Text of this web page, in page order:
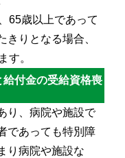
65歳以上であって
きりとなる場合、
す。
付金の受給資格喪
り、病院や施設で
であっても特別障
り病院や施設な